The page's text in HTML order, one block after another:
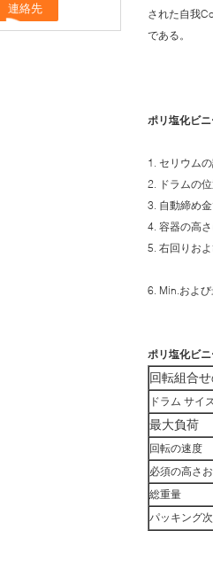
された自我
である。
ポリ塩化ビ
1. セリウム
2. ドラムの
3. 自動締め
4. 容器の高
5. 右回りお
6. Min.およ
ポリ塩化ビ
回転組合
ドラム サイ
最大負荷
回転の速度
必須の高さ
総重量
パッキング